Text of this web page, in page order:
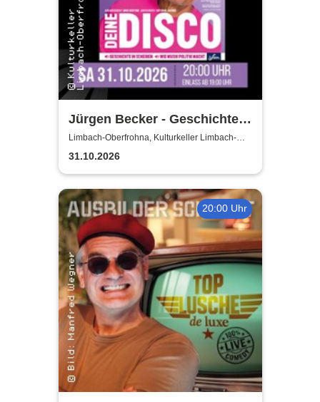
Jürgen Becker - Geschichte
in Scheiben – wie Musik
Politik macht
Limbach-Oberfrohna, Kulturkeller Limbach-
Oberfrohna
31.10.2026
20:00 Uhr